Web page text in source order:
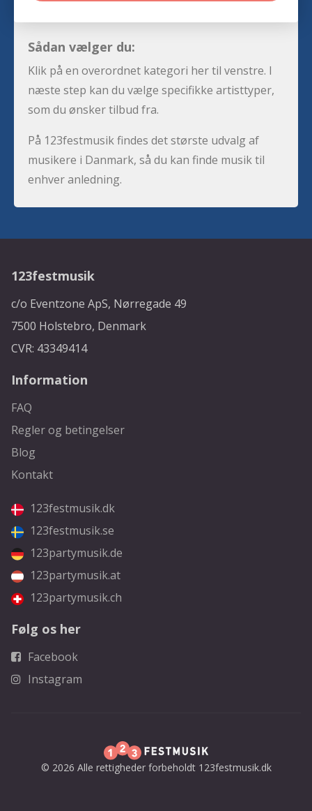
Sådan vælger du:
Klik på en overordnet kategori her til venstre. I
næste step kan du vælge specifikke artisttyper,
som du ønsker tilbud fra.
På 123festmusik findes det største udvalg af
musikere i Danmark, så du kan finde musik til
enhver anledning.
123festmusik
c/o Eventzone ApS, Nørregade 49
7500 Holstebro, Denmark
CVR: 43349414
Information
FAQ
Regler og betingelser
Blog
Kontakt
123festmusik.dk
123festmusik.se
123partymusik.de
123partymusik.at
123partymusik.ch
Følg os her
Facebook
Instagram
© 2026 Alle rettigheder forbeholdt 123festmusik.dk